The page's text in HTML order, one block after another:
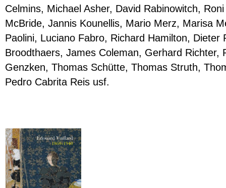
Celmins, Michael Asher, David Rabinowitch,
McBride, Jannis Kounellis, Mario Merz, Marisa
Paolini, Luciano Fabro, Richard Hamilton, Dieter
Broodthaers, James Coleman, Gerhard Richter,
Genzken, Thomas Schütte, Thomas Struth,
Pedro Cabrita Reis usf.